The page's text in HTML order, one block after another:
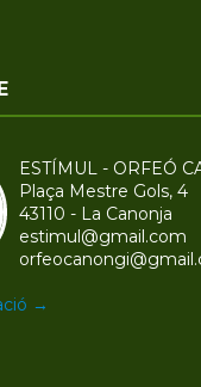
ESTÍMUL - ORFEÓ
Plaça Mestre Gols, 4
43110 - La Canonja
estimul@gmail.com
→